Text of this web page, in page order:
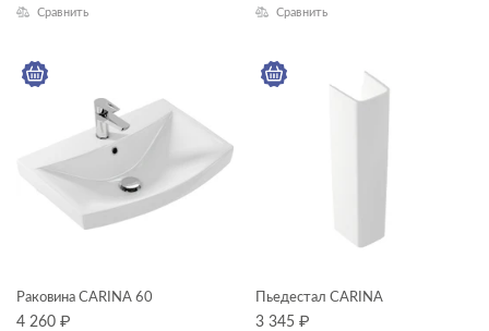
Сравнить Сравнить
Раковина CARINA 60
4 260 ₽
Пьедестал CARINA
3 345 ₽